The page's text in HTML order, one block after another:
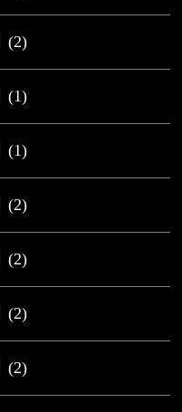
(2)
(1)
(1)
(2)
(2)
(2)
(2)